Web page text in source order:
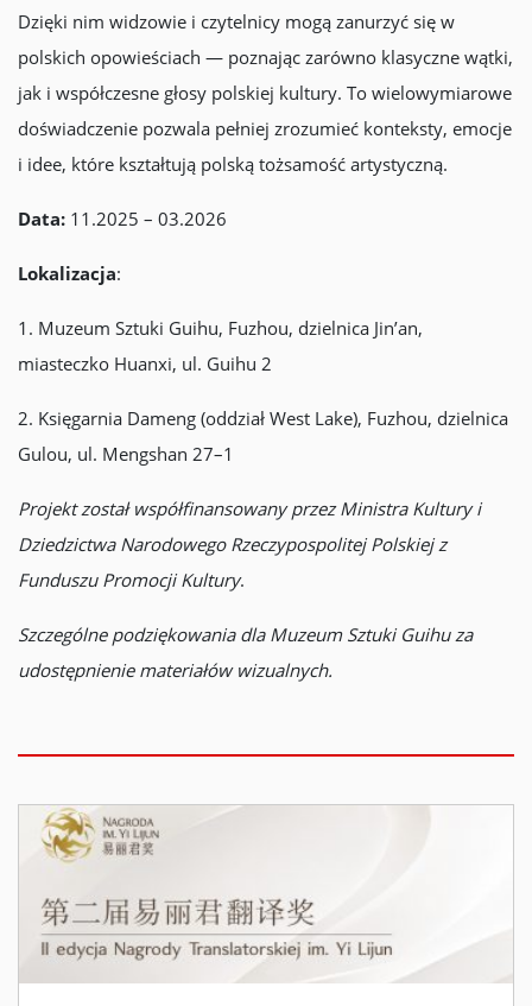
Dzięki nim widzowie i czytelnicy mogą zanurzyć się w
polskich opowieściach — poznając zarówno klasyczne wątki,
jak i współczesne głosy polskiej kultury. To wielowymiarowe
doświadczenie pozwala pełniej zrozumieć konteksty, emocje
i idee, które kształtują polską tożsamość artystyczną.
Data: 11.2025 – 03.2026
Lokalizacja:
1. Muzeum Sztuki Guihu, Fuzhou, dzielnica Jin’an,
miasteczko Huanxi, ul. Guihu 2
2. Księgarnia Dameng (oddział West Lake), Fuzhou, dzielnica
Gulou, ul. Mengshan 27–1
Projekt został współfinansowany przez Ministra Kultury i
Dziedzictwa Narodowego Rzeczypospolitej Polskiej z
Funduszu Promocji Kultury.
Szczególne podziękowania dla Muzeum Sztuki Guihu za
udostępnienie materiałów wizualnych.